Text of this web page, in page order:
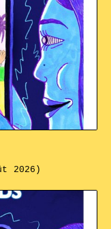
2026)